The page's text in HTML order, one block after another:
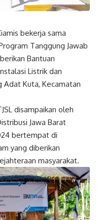
bekerja sama
Tanggung Jawab
Bantuan
Listrik dan
Adat Kuta, Kecamatan
disampaikan oleh
Jawa Barat
bertempat di
yang diberikan
masyarakat.